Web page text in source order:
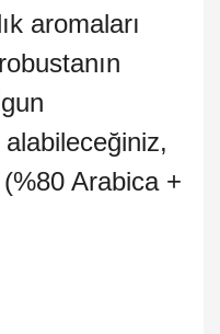
aromaları
alabileceğiniz,
Arabica +